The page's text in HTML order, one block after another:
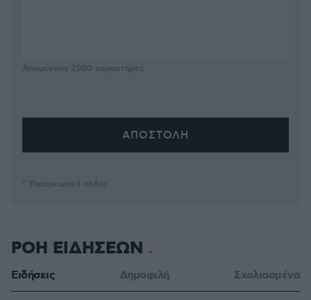
Απομένουν 2500 χαρακτήρες
* Υποχρεωτικά πεδία
ΡΟΗ ΕΙΔΗΣΕΩΝ
Ειδήσεις Δημοφιλή Σχολιασμένα